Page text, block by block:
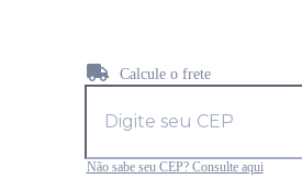
Calcule o frete
Não sabe seu CEP? Consulte aqui